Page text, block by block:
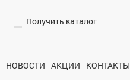
Получить каталог
НОВОСТИ АКЦИИ КОНТАКТЫ